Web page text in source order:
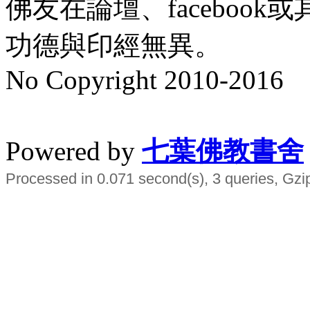
佛友在論壇、facebook
功德與印經無異。
No Copyright 2010-2016
Powered by 七葉佛教書舍
Processed in 0.071 second(s), 3 queries,